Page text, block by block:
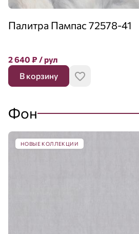
Палитра Пампас 72578-41
2 640 ₽ / рул
В корзину
Фон
НОВЫЕ КОЛЛЕКЦИИ